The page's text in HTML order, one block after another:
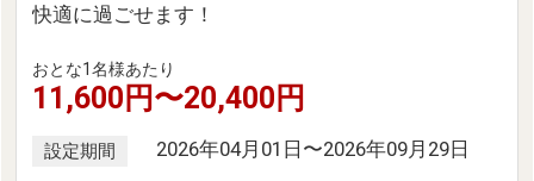
快適に過ごせます！
おとな1名様あたり
11,600円〜20,400円
設定期間 2026年04月01日〜2026年09月29日